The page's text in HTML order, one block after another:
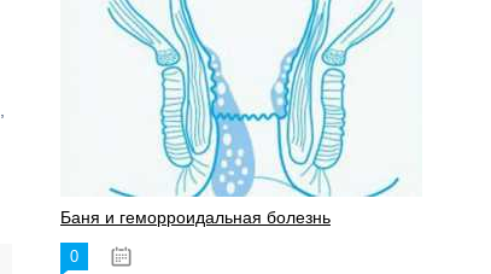
Баня и геморроидальная болезнь
0